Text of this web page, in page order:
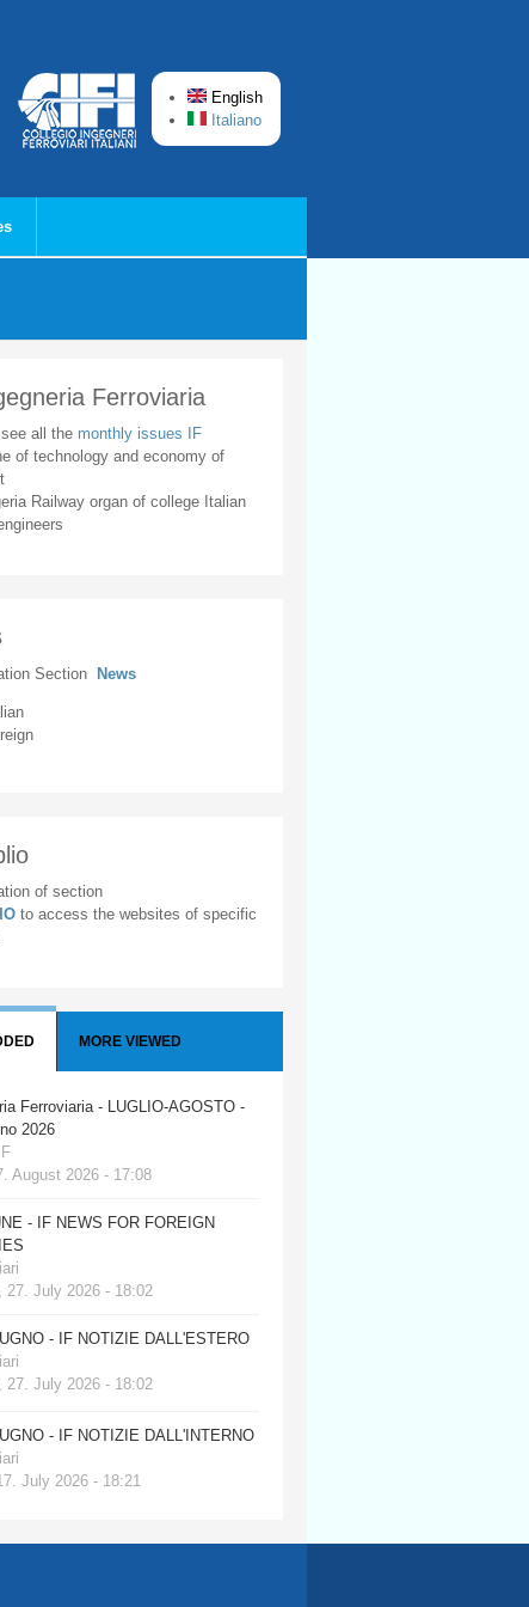
English
Italiano
Ferroviaria
all the monthly issues IF
of technology and economy of
Railway organ of college Italian
Section News
of section
to access the websites of specific
MORE VIEWED
Ferroviaria - LUGLIO-AGOSTO -
2026
August 2026 - 17:08
- IF NEWS FOR FOREIGN
27. July 2026 - 18:02
- IF NOTIZIE DALL'ESTERO
27. July 2026 - 18:02
- IF NOTIZIE DALL'INTERNO
July 2026 - 18:21